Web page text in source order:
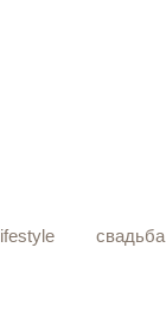
lifestyle свадьба